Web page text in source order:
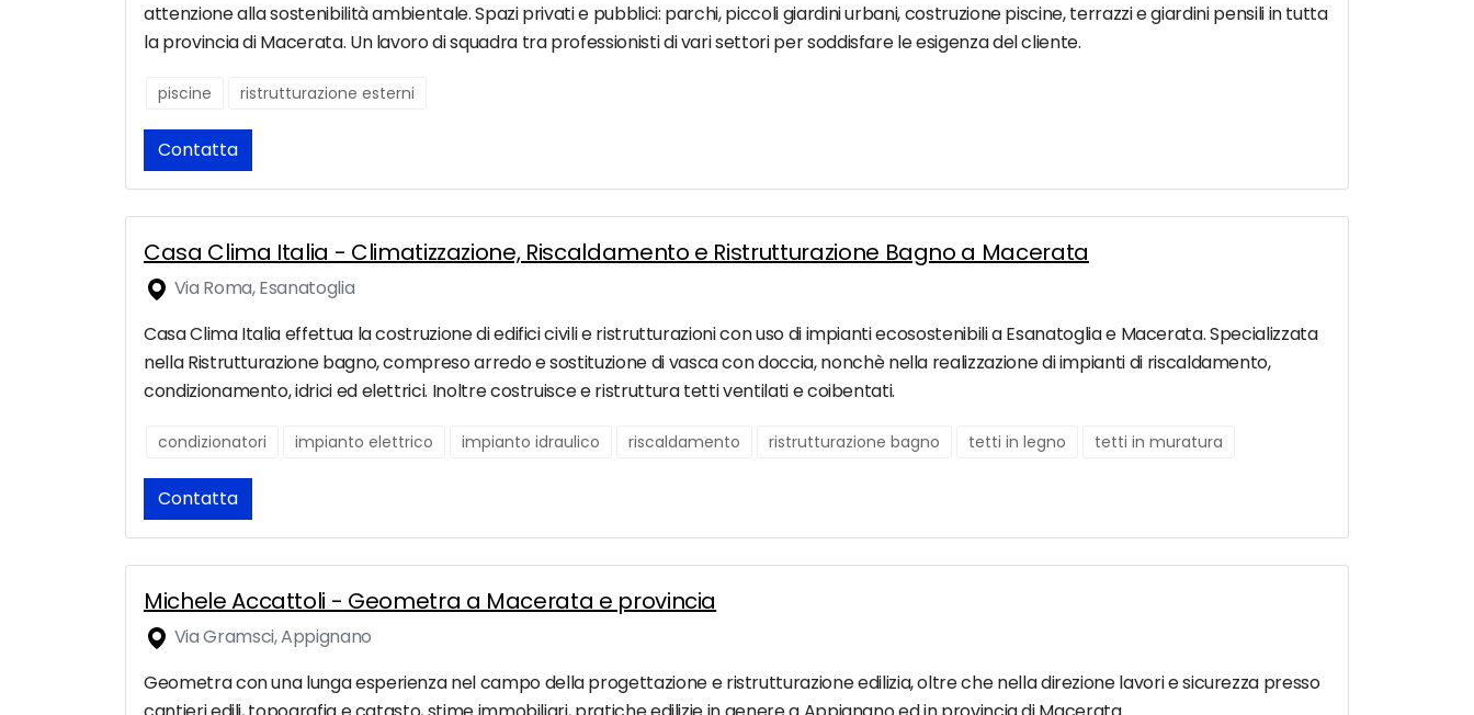
attenzione alla sostenibilità ambientale. Spazi privati e pubblici: parchi, piccoli giardini urbani, costruzione piscine, terrazzi e giardini pensili in tutta
la provincia di Macerata. Un lavoro di squadra tra professionisti di vari settori per soddisfare le esigenza del cliente.
piscine ristrutturazione esterni
Contatta
Casa Clima Italia - Climatizzazione, Riscaldamento e Ristrutturazione Bagno a Macerata
Via Roma, Esanatoglia
Casa Clima Italia effettua la costruzione di edifici civili e ristrutturazioni con uso di impianti ecosostenibili a Esanatoglia e Macerata. Specializzata
nella Ristrutturazione bagno, compreso arredo e sostituzione di vasca con doccia, nonchè nella realizzazione di impianti di riscaldamento,
condizionamento, idrici ed elettrici. Inoltre costruisce e ristruttura tetti ventilati e coibentati.
condizionatori impianto elettrico impianto idraulico riscaldamento ristrutturazione bagno tetti in legno tetti in muratura
Contatta
Michele Accattoli - Geometra a Macerata e provincia
Via Gramsci, Appignano
Geometra con una lunga esperienza nel campo della progettazione e ristrutturazione edilizia, oltre che nella direzione lavori e sicurezza presso